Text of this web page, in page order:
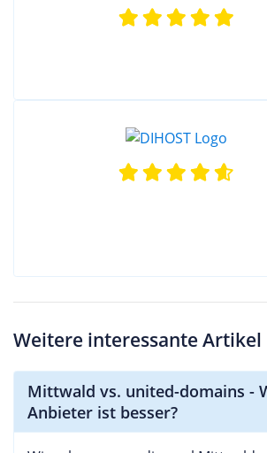
Weitere interessante Artikel
Mittwald vs. united-domains -
Anbieter ist besser?